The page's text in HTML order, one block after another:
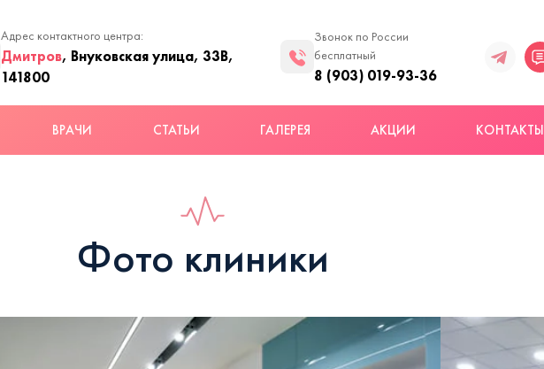
Адрес контактного центра:
Дмитров, Внуковская улица, 33В,
141800
Звонок по России
бесплатный
8 (903) 019-93-36
ВРАЧИ СТАТЬИ ГАЛЕРЕЯ АКЦИИ КОНТАКТЫ
Фото клиники